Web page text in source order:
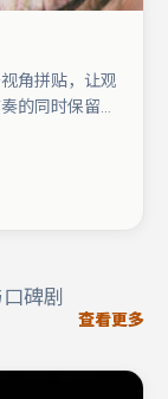
角拼贴，让观
的同时保留人
/悬疑调剂
列入片单。
碑剧
查看更多